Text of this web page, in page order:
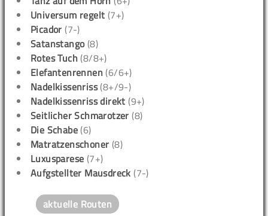
Universum regelt (7+)
Picador (7-)
Satanstango(8)
Rotes Tuch (8/8+)
Elefantenrennen (6/6+)
Nadelkissenriss(8+/9-)
Nadelkissenriss direkt (9+)
Seitlicher Schmarotzer (8)
Die Schabe (6)
Matratzenschoner (8)
Luxusparese (7+)
Aufgstellter Mausdreck (7-)
aktuelle Routen